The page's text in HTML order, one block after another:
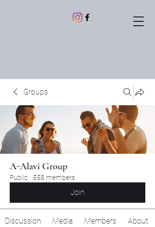
Groups
A-Alavi Group
Public · 558 members
Join
Discussion Media Members About